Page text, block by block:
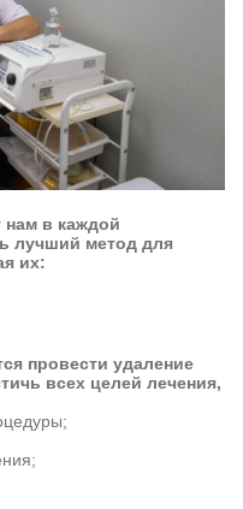
нам в каждой
лучший метод для
их:
провести удаление
всех целей лечения,